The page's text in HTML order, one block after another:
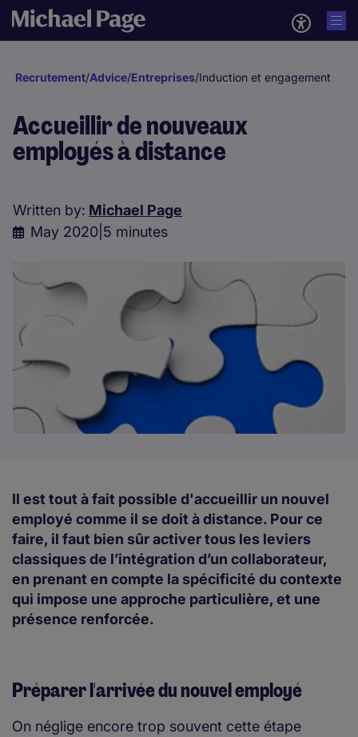
Recrutement/Advice/Entreprises/Induction et engagement
Accueillir de nouveaux
employés à distance
Written by: Michael Page
May 2020 5 minutes
Il est tout à fait possible d'accueillir un nouvel
employé comme il se doit à distance. Pour ce
faire, il faut bien sûr activer tous les leviers
classiques de l’intégration d’un collaborateur,
en prenant en compte la spécificité du contexte
qui impose une approche particulière, et une
présence renforcée.
Préparer l'arrivée du nouvel employé
On néglige encore trop souvent cette étape